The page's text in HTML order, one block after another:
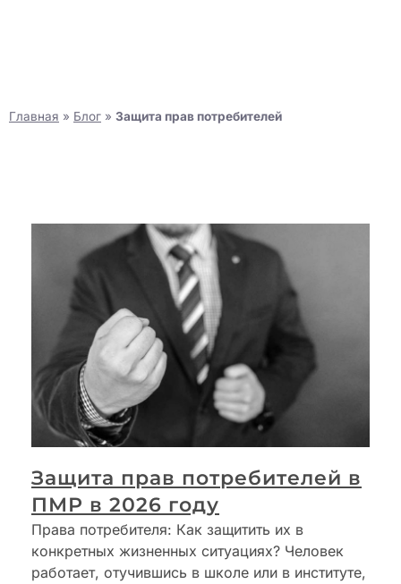
Главная » Блог » Защита прав потребителей
Защита прав потребителей в
ПМР в 2026 году
Права потребителя: Как защитить их в
конкретных жизненных ситуациях? Человек
работает, отучившись в школе или в институте,